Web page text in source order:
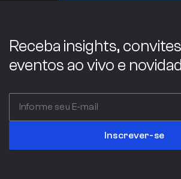
ABC COMPANY
Itália
Receba insights,
eventos ao vivo e
Inscrever-se